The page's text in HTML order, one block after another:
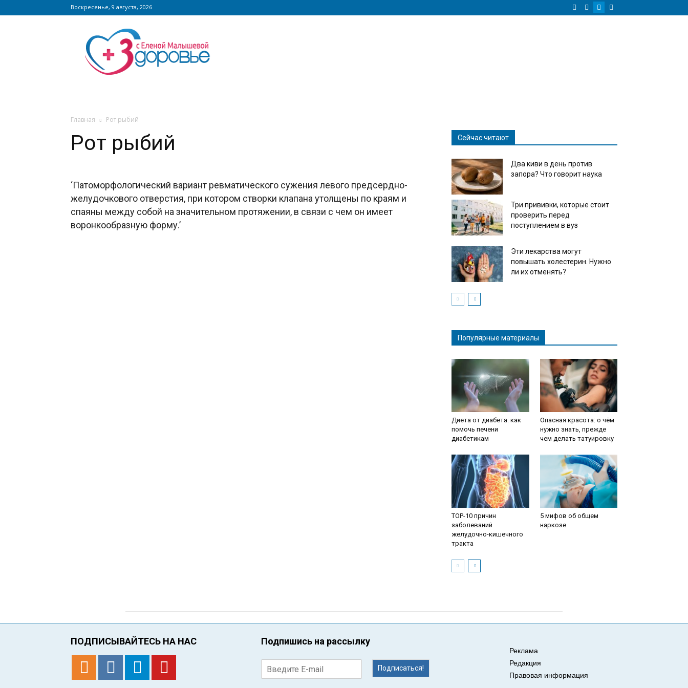
Воскресенье, 9 августа, 2026
Сайт
zdorovieinfo.ru
крупнейший
медицинский
Главная Рот рыбий
Рот рыбий
‘Патоморфологический вариант ревматического сужения левого предсердно-
желудочкового отверстия, при котором створки клапана утолщены по краям и
спаяны между собой на значительном протяжении, в связи с чем он имеет
воронкообразную форму.’
Сейчас читают
Два киви в день против
запора? Что говорит наука
Три прививки, которые стоит
проверить перед
поступлением в вуз
Эти лекарства могут
повышать холестерин. Нужно
ли их отменять?
Популярные материалы
Диета от диабета: как
помочь печени
диабетикам
Опасная красота: о чём
нужно знать, прежде
чем делать татуировку
TOP-10 причин
заболеваний
желудочно-кишечного
тракта
5 мифов об общем
наркозе
ПОДПИСЫВАЙТЕСЬ НА НАС Подпишись на рассылку
Подписаться!
Реклама
Редакция
Правовая информация